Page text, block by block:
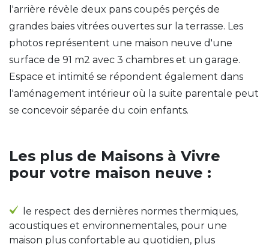
l'arrière révèle deux pans coupés perçés de
grandes baies vitrées ouvertes sur la terrasse. Les
photos représentent une maison neuve d'une
surface de 91 m2 avec 3 chambres et un garage.
Espace et intimité se répondent également dans
l'aménagement intérieur où la suite parentale peut
se concevoir séparée du coin enfants.
Les plus de Maisons à Vivre
pour votre maison neuve :
le respect des dernières normes thermiques,
acoustiques et environnementales, pour une
maison plus confortable au quotidien, plus